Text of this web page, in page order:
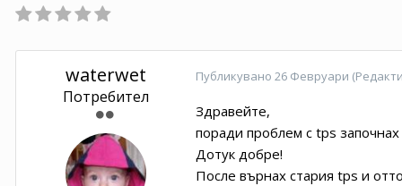
waterwet
Потребител
Публикувано 26 Февруари
Здравейте,
поради проблем с tps
Дотук добре!
После върнах стария tps и